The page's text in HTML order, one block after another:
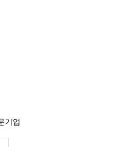
기업